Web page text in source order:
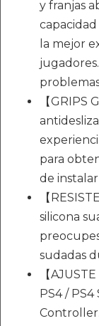
y franjas
la mejor
【
para
de
【
silicona
sudadas
【
PS4 /